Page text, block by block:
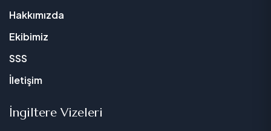
Hakkımızda
Ekibimiz
SSS
İletişim
İngiltere Vizeleri